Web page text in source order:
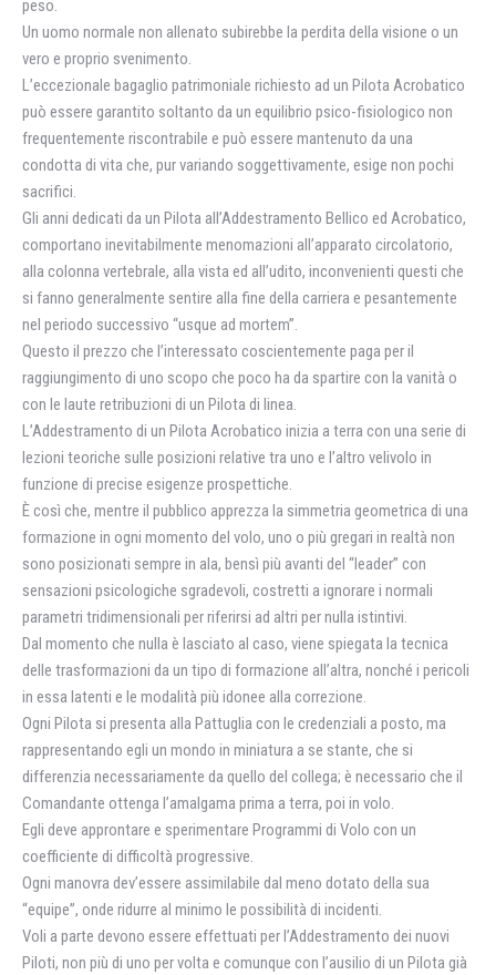
peso.
Un uomo normale non allenato subirebbe la perdita della visione o un
vero e proprio svenimento.
L’eccezionale bagaglio patrimoniale richiesto ad un Pilota Acrobatico
può essere garantito soltanto da un equilibrio psico-fisiologico non
frequentemente riscontrabile e può essere mantenuto da una
condotta di vita che, pur variando soggettivamente, esige non pochi
sacrifici.
Gli anni dedicati da un Pilota all’Addestramento Bellico ed Acrobatico,
comportano inevitabilmente menomazioni all’apparato circolatorio,
alla colonna vertebrale, alla vista ed all’udito, inconvenienti questi che
si fanno generalmente sentire alla fine della carriera e pesantemente
nel periodo successivo “usque ad mortem”.
Questo il prezzo che l’interessato coscientemente paga per il
raggiungimento di uno scopo che poco ha da spartire con la vanità o
con le laute retribuzioni di un Pilota di linea.
L’Addestramento di un Pilota Acrobatico inizia a terra con una serie di
lezioni teoriche sulle posizioni relative tra uno e l’altro velivolo in
funzione di precise esigenze prospettiche.
È così che, mentre il pubblico apprezza la simmetria geometrica di una
formazione in ogni momento del volo, uno o più gregari in realtà non
sono posizionati sempre in ala, bensì più avanti del “leader” con
sensazioni psicologiche sgradevoli, costretti a ignorare i normali
parametri tridimensionali per riferirsi ad altri per nulla istintivi.
Dal momento che nulla è lasciato al caso, viene spiegata la tecnica
delle trasformazioni da un tipo di formazione all’altra, nonché i pericoli
in essa latenti e le modalità più idonee alla correzione.
Ogni Pilota si presenta alla Pattuglia con le credenziali a posto, ma
rappresentando egli un mondo in miniatura a se stante, che si
differenzia necessariamente da quello del collega; è necessario che il
Comandante ottenga l’amalgama prima a terra, poi in volo.
Egli deve approntare e sperimentare Programmi di Volo con un
coefficiente di difficoltà progressive.
Ogni manovra dev’essere assimilabile dal meno dotato della sua
“equipe”, onde ridurre al minimo le possibilità di incidenti.
Voli a parte devono essere effettuati per l’Addestramento dei nuovi
Piloti, non più di uno per volta e comunque con l’ausilio di un Pilota già